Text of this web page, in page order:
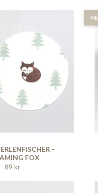
-
FOX
89 kr